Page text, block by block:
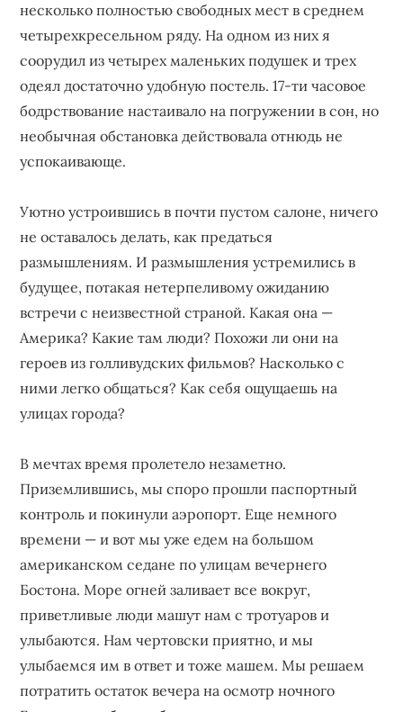
несколько полностью свободных мест в среднем
четырехкресельном ряду. На одном из них я
соорудил из четырех маленьких подушек и трех
одеял достаточно удобную постель. 17-ти часовое
бодрствование настаивало на погружении в сон, но
необычная обстановка действовала отнюдь не
успокаивающе.
Уютно устроившись в почти пустом салоне, ничего
не оставалось делать, как предаться
размышлениям. И размышления устремились в
будущее, потакая нетерпеливому ожиданию
встречи с неизвестной страной. Какая она —
Америка? Какие там люди? Похожи ли они на
героев из голливудских фильмов? Насколько с
ними легко общаться? Как себя ощущаешь на
улицах города?
В мечтах время пролетело незаметно.
Приземлившись, мы споро прошли паспортный
контроль и покинули аэропорт. Еще немного
времени — и вот мы уже едем на большом
американском седане по улицам вечернего
Бостона. Море огней заливает все вокруг,
приветливые люди машут нам с тротуаров и
улыбаются. Нам чертовски приятно, и мы
улыбаемся им в ответ и тоже машем. Мы решаем
потратить остаток вечера на осмотр ночного